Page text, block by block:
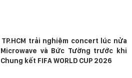
TP.HCM trải nghiệm concert lúc nửa
và Bức Tường trước khi
kết FIFA WORLD CUP 2026